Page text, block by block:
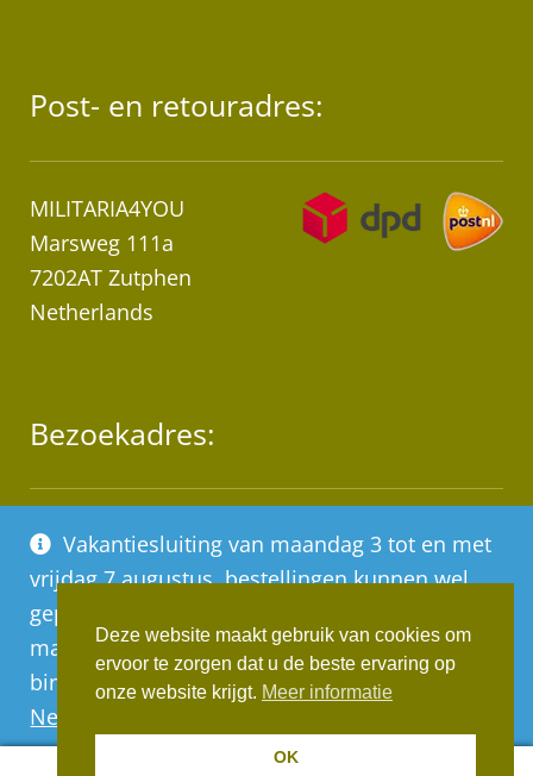
Vakantiesluiting van maandag 3 tot en met
vrijdag 7 augustus, bestellingen kunnen wel
geplaatst worden, deze worden vanaf
maandag 10 augustus op volgorde van
binnenkomst verwerkt
Negeren
Post- en retouradres:
MILITARIA4YOU
Marsweg 111a
7202AT Zutphen
Netherlands
Bezoekadres:
Industrieterrein “De Mars”
Marsweg 111A, 7202AT Zutphen
* Let op! Wij zijn geen winkel!
Afhalen van bestellingen op afspraak!
Deze website maakt gebruik van cookies om
ervoor te zorgen dat u de beste ervaring op
onze website krijgt. Meer informatie
OK